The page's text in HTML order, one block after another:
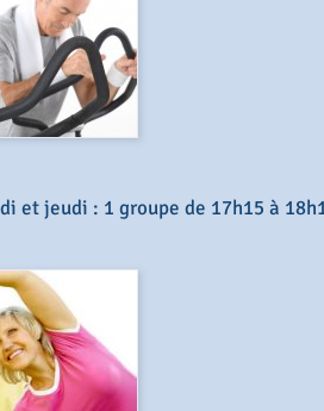
et jeudi : 1 groupe de 17h15 à